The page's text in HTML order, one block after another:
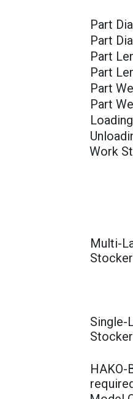
Part
Part
Part
Part
Part
Part
Work
Multi-
Stocker
Single-
Stocker
HAKO-